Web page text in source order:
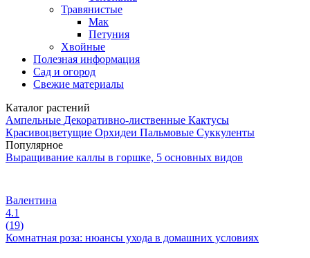
Травянистые
Мак
Петуния
Хвойные
Полезная информация
Сад и огород
Свежие материалы
Каталог растений
Ампельные Декоративно-лиственные Кактусы
Красивоцветущие Орхидеи Пальмовые Суккуленты
Популярное
Выращивание каллы в горшке, 5 основных видов
Валентина
4.1
(19)
Комнатная роза: нюансы ухода в домашних условиях